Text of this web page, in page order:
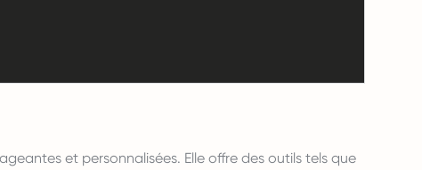
et personnalisées. Elle offre des outils tels que